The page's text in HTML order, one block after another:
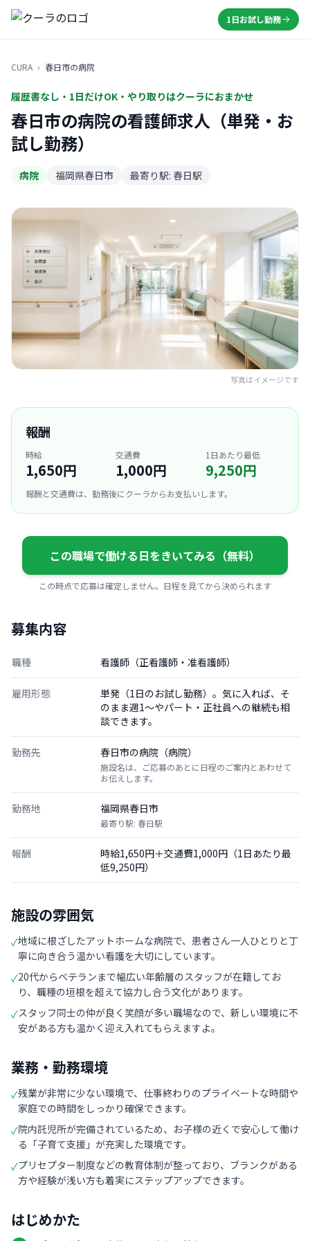
1日お試し勤務
CURA › 春日市の病院
履歴書なし・1日だけOK・やり取りはクーラにおまかせ
春日市の病院の看護師求人（単発・お
試し勤務）
病院 福岡県春日市 最寄り駅: 春日駅
写真はイメージです
報酬
時給
1,650円
交通費
1,000円
1日あたり最低
9,250円
報酬と交通費は、勤務後にクーラからお支払いします。
この職場で働ける日をきいてみる（無料）
この時点で応募は確定しません。日程を見てから決められます
募集内容
職種 看護師（正看護師・准看護師）
雇用形態
単発（1日のお試し勤務）。気に入れば、そ
のまま週1〜やパート・正社員への継続も相
談できます。
勤務先 春日市の病院（病院）
施設名は、ご応募のあとに日程のご案内とあわせて
お伝えします。
勤務地 福岡県春日市
最寄り駅: 春日駅
報酬
時給1,650円＋交通費1,000円（1日あたり最
低9,250円）
施設の雰囲気
✓地域に根ざしたアットホームな病院で、患者さん一人ひとりと丁
寧に向き合う温かい看護を大切にしています。
✓20代からベテランまで幅広い年齢層のスタッフが在籍してお
り、職種の垣根を超えて協力し合う文化があります。
✓スタッフ同士の仲が良く笑顔が多い職場なので、新しい環境に不
安がある方も温かく迎え入れてもらえますよ。
業務・勤務環境
✓残業が非常に少ない環境で、仕事終わりのプライベートな時間や
家庭での時間をしっかり確保できます。
✓院内託児所が完備されているため、お子様の近くで安心して働け
る「子育て支援」が充実した環境です。
✓プリセプター制度などの教育体制が整っており、ブランクがある
方や経験が浅い方も着実にステップアップできます。
はじめかた